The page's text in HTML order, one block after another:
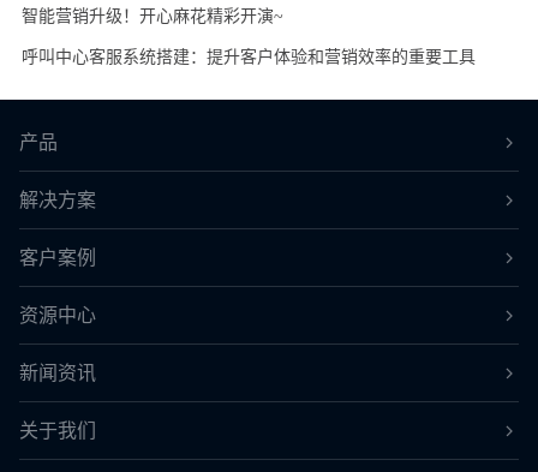
智能营销升级！开心麻花精彩开演~
呼叫中心客服系统搭建：提升客户体验和营销效率的重要工具
产品
解决方案
客户案例
资源中心
新闻资讯
关于我们